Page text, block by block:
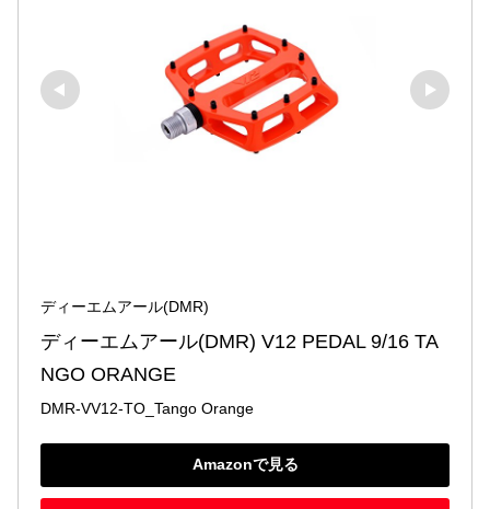
ディーエムアール(DMR)
ディーエムアール(DMR) V12 PEDAL 9/16 TA
NGO ORANGE
DMR-VV12-TO_Tango Orange
Amazonで見る